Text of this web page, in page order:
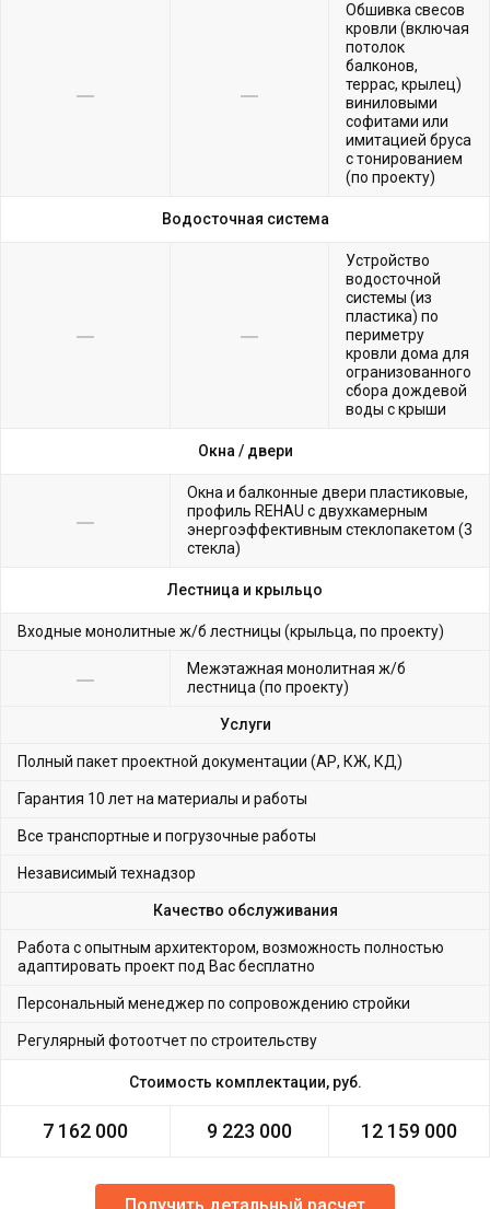
Обшивка свесов
кровли (включая
потолок
балконов,
террас, крылец)
виниловыми
софитами или
имитацией бруса
с тонированием
(по проекту)
Водосточная система
Устройство
водосточной
системы (из
пластика) по
периметру
кровли дома для
огранизованного
сбора дождевой
воды с крыши
Окна / двери
Окна и балконные двери пластиковые,
профиль REHAU с двухкамерным
энергоэффективным стеклопакетом (3
стекла)
Лестница и крыльцо
Входные монолитные ж/б лестницы (крыльца, по проекту)
Межэтажная монолитная ж/б
лестница (по проекту)
Услуги
Полный пакет проектной документации (АР, КЖ, КД)
Гарантия 10 лет на материалы и работы
Все транспортные и погрузочные работы
Независимый технадзор
Качество обслуживания
Работа с опытным архитектором, возможность полностью
адаптировать проект под Вас бесплатно
Персональный менеджер по сопровождению стройки
Регулярный фотоотчет по строительству
Стоимость комплектации, руб.
7 162 000 9 223 000 12 159 000